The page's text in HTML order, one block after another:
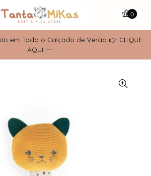
em Todo o Calçado de Verão 👉 CLIQUE
AQUI ---
0